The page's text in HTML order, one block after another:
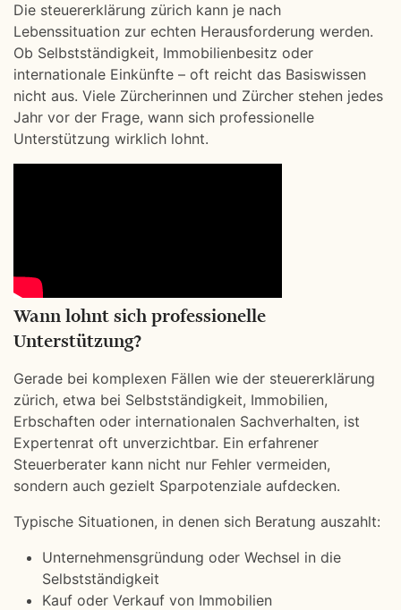
Die steuererklärung zürich kann je nach
Lebenssituation zur echten Herausforderung werden.
Ob Selbstständigkeit, Immobilienbesitz oder
internationale Einkünfte – oft reicht das Basiswissen
nicht aus. Viele Zürcherinnen und Zürcher stehen jedes
Jahr vor der Frage, wann sich professionelle
Unterstützung wirklich lohnt.
Wann lohnt sich professionelle
Unterstützung?
Gerade bei komplexen Fällen wie der steuererklärung
zürich, etwa bei Selbstständigkeit, Immobilien,
Erbschaften oder internationalen Sachverhalten, ist
Expertenrat oft unverzichtbar. Ein erfahrener
Steuerberater kann nicht nur Fehler vermeiden,
sondern auch gezielt Sparpotenziale aufdecken.
Typische Situationen, in denen sich Beratung auszahlt:
Unternehmensgründung oder Wechsel in die
Selbstständigkeit
Kauf oder Verkauf von Immobilien